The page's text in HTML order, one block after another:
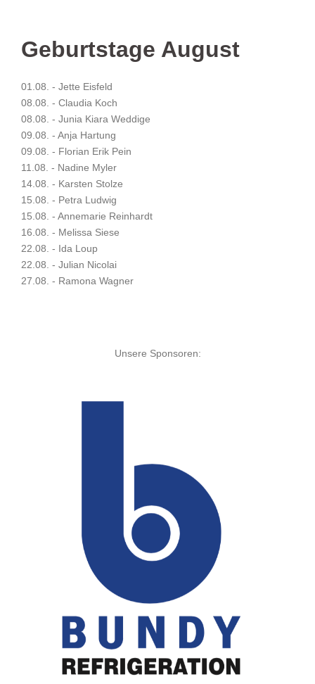
Geburtstage August
01.08. - Jette Eisfeld
08.08. - Claudia Koch
08.08. - Junia Kiara Weddige
09.08. - Anja Hartung
09.08. - Florian Erik Pein
11.08. - Nadine Myler
14.08. - Karsten Stolze
15.08. - Petra Ludwig
15.08. - Annemarie Reinhardt
16.08. - Melissa Siese
22.08. - Ida Loup
22.08. - Julian Nicolai
27.08. - Ramona Wagner
Unsere Sponsoren: